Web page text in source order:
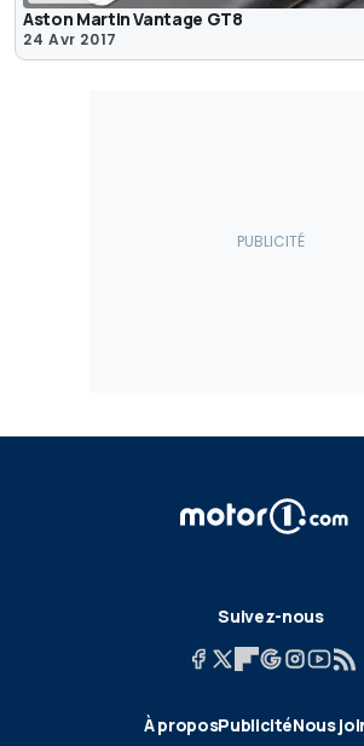
Aston Martin Vantage GT8
24 Avr 2017
Suivez-nous
À proposPublicitéNous